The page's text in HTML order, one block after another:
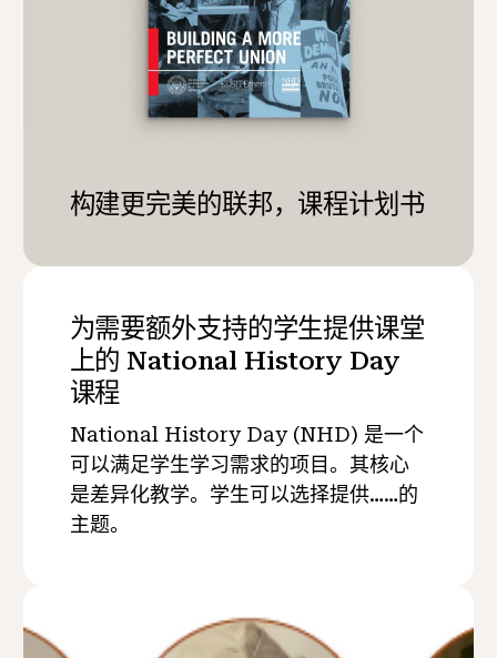
构建更完美的联邦，课程计划书
为需要额外支持的学生提供课堂
上的 National History Day
课程
National History Day (NHD) 是一个
可以满足学生学习需求的项目。其核心
是差异化教学。学生可以选择提供……的
主题。